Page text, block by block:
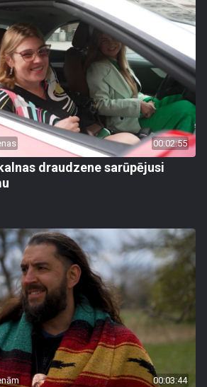
00:02:55
draudzene sarūpējusi
00:03:44